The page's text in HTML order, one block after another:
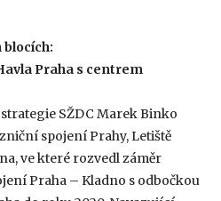
Praha s centrem
SŽDC Marek Binko
spojení Prahy, Letiště
ve které rozvedl záměr
Praha – Kladno s odbočkou